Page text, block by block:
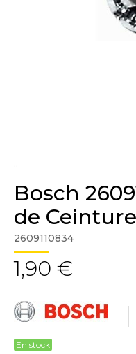
..
Bosch
de Ceinture
2609110834
1,90 €
En stock